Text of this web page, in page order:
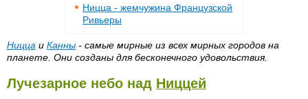
Ницца - жемчужина Французской
Ривьеры
Ницца и Канны - самые мирные из всех мирных городов на
планете. Они созданы для бесконечного удовольствия.
Лучезарное небо над Ниццей